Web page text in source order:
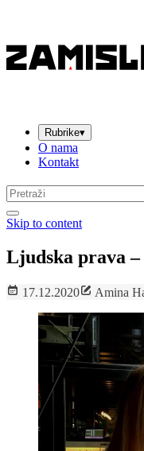
Rubrike▾
O nama
Kontakt
Pretraga:
Skip to content
Ljudska prava
17.12.2020 Amina